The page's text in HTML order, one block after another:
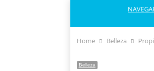
Home Belleza
Belleza